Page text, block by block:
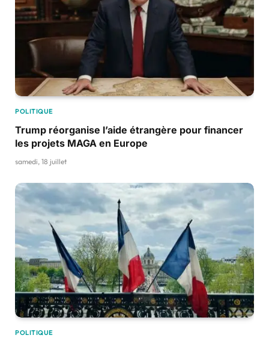
POLITIQUE
Trump réorganise l’aide étrangère pour financer
les projets MAGA en Europe
samedi, 18 juillet
POLITIQUE